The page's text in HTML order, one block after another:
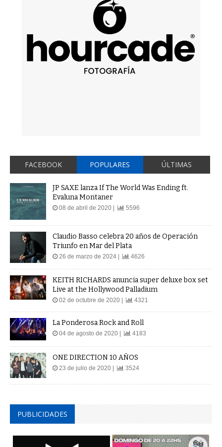
FACEBOOK POPULARES ÚLTIMAS
JP SAXE lanza If The World Was Ending ft.
Evaluna Montaner
08 de abril de 2020 | 5596
Claudio Basso celebra 20 años de Operación
Triunfo en Mar del Plata
26 de marzo de 2024 | 4626
KEITH RICHARDS anuncia super deluxe box set
Live at the Hollywood Palladium
02 de octubre de 2020 | 4321
La Ponderosa Rock and Roll
04 de agosto de 2020 | 4183
ONE DIRECTION 10 AÑOS
23 de julio de 2020 | 3524
PUBLICIDADES